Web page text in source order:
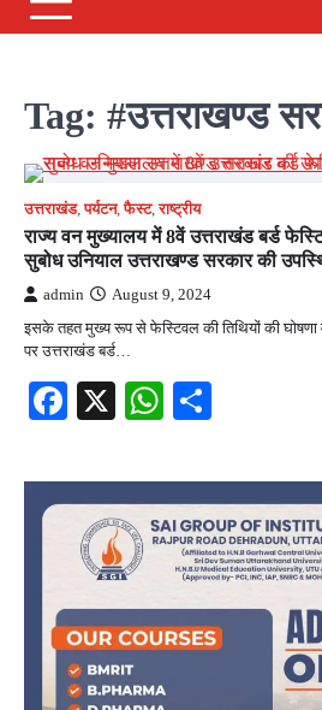
Tag: #उत्तराखण्ड
उत्तराखंड,पर्यटन,फैस्ट,राष्ट्रीय
राज्य वन मुख्यालय में 8वें उत्तराखंड बर्ड
सुबोध उनियाल उत्तराखण्ड सरकार की
admin August 9, 2024
इसके तहत मुख्य रूप से फेस्टिवल की तिथियों की घोषणा
पर उत्तराखंड बर्ड…
Facebook
X WhatsApp